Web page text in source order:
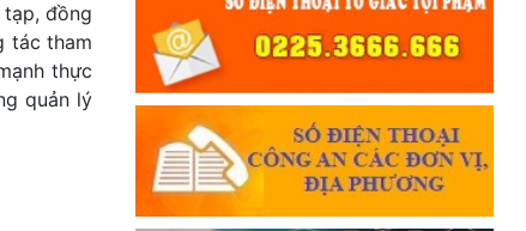
đồng
tác tham
thực
quản lý